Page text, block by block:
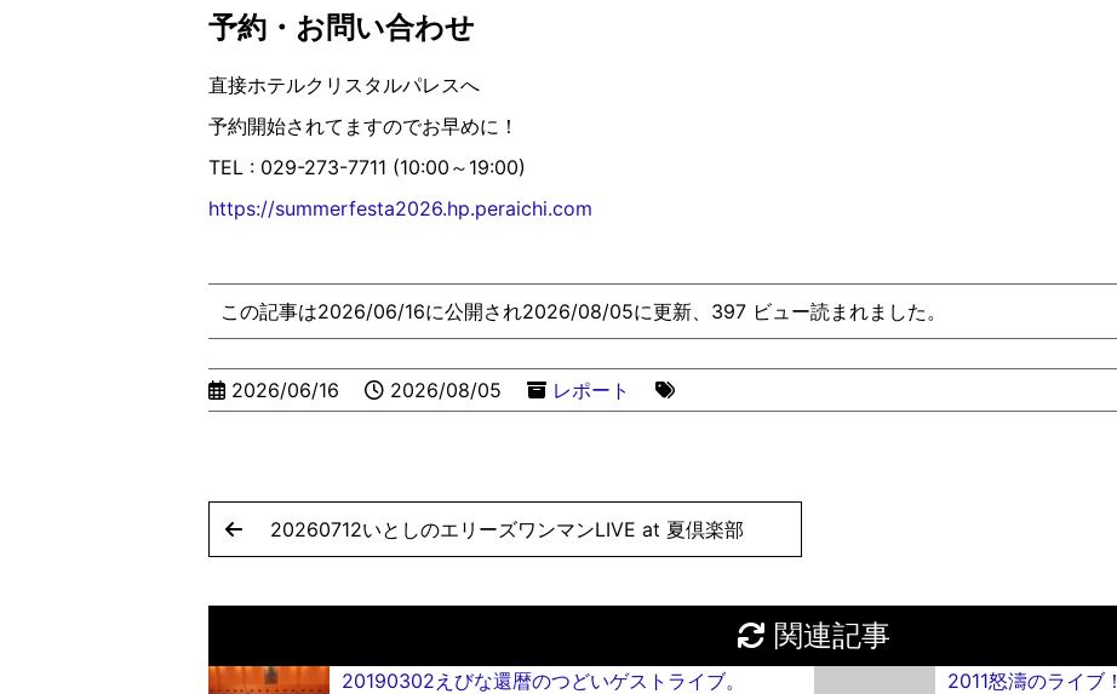
予約・お問い合わせ
直接ホテルクリスタルパレスへ
予約開始されてますのでお早めに！
TEL : 029-273-7711 (10:00～19:00)
https://summerfesta2026.hp.peraichi.com
この記事は2026/06/16に公開され2026/08/05に更新、397 ビュー読まれました。
2026/06/16 2026/08/05 レポート
20260712いとしのエリーズワンマンLIVE at 夏倶楽部
関連記事
20190302えびな還暦のつどいゲストライブ。 2011怒濤のライブ！